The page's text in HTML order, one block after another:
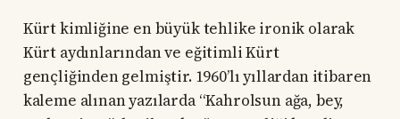
Kürt kimliğine en büyük tehlike ironik olarak
Kürt aydınlarından ve eğitimli Kürt
gençliğinden gelmiştir. 1960’lı yıllardan itibaren
kaleme alınan yazılarda “Kahrolsun ağa, bey,